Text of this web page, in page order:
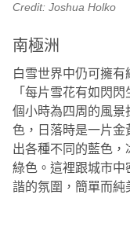
Credit: Joshua Holko
南極洲
白雪世界中仍可擁有
「每片雪花有如閃
個小時為四周的風景
色，日落時是一片金
出各種不同的藍色
綠色。這裡跟城市中
諧的氛圍，簡單而純